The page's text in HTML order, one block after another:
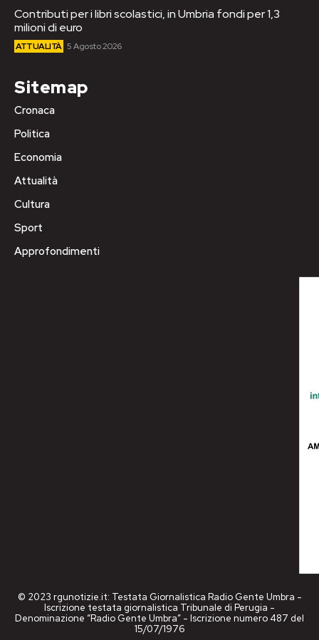
Contributi per i libri scolastici, in Umbria fondi per 1,3
milioni di euro
ATTUALITÀ 5 Agosto 2026
Sitemap
Cronaca
Politica
Economia
Attualità
Cultura
Sport
Approfondimenti
© 2023 rgunotizie.it: Testata Giornalistica Radio Gente Umbra -
Iscrizione testata giornalistica Tribunale di Perugia -
Denominazione “Radio Gente Umbra” - Iscrizione numero 487 del
15/07/1976